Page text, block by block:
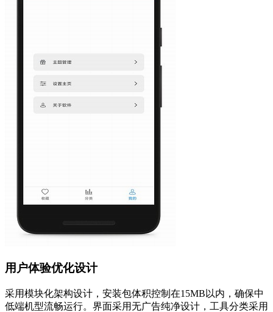
用户体验优化设计
采用模块化架构设计，安装包体积控制在15MB以内，确保中
低端机型流畅运行。界面采用无广告纯净设计，工具分类采用